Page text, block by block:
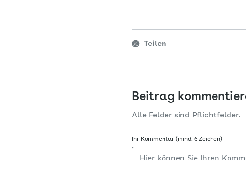
Teilen
Beitrag
Alle Felder sind Pflichtfelder.
Ihr Kommentar (mind. 6 Zeichen)